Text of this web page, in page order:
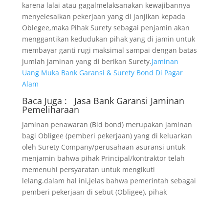
karena lalai atau gagalmelaksanakan kewajibannya
menyelesaikan pekerjaan yang di janjikan kepada
Oblegee,maka Pihak Surety sebagai penjamin akan
menggantikan kedudukan pihak yang di jamin untuk
membayar ganti rugi maksimal sampai dengan batas
jumlah jaminan yang di berikan Surety.Jaminan
Uang Muka Bank Garansi & Surety Bond Di Pagar
Alam
Baca Juga : Jasa Bank Garansi Jaminan
Pemeliharaan
jaminan penawaran (Bid bond) merupakan jaminan
bagi Obligee (pemberi pekerjaan) yang di keluarkan
oleh Surety Company/perusahaan asuransi untuk
menjamin bahwa pihak Principal/kontraktor telah
memenuhi persyaratan untuk mengikuti
lelang.dalam hal ini,jelas bahwa pemerintah sebagai
pemberi pekerjaan di sebut (Obligee), pihak